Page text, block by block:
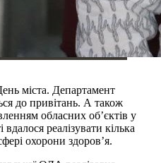
міста. Департамент
до привітань. А також
обласних об’єктів у
реалізувати кілька
охорони здоров’я.